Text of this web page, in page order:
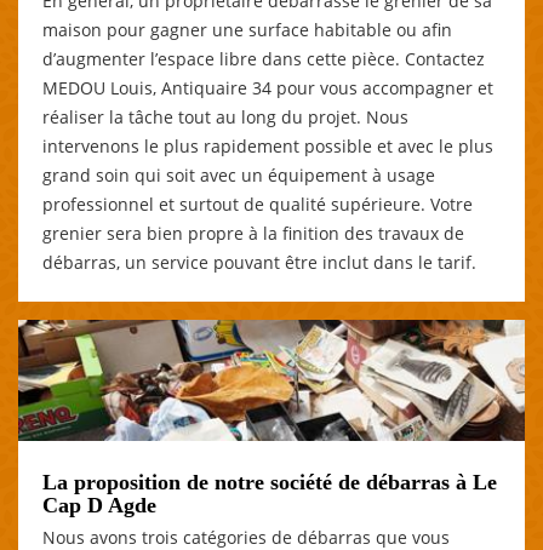
maison pour gagner une surface habitable ou afin
d’augmenter l’espace libre dans cette pièce. Contactez
MEDOU Louis, Antiquaire 34 pour vous accompagner et
réaliser la tâche tout au long du projet. Nous
intervenons le plus rapidement possible et avec le plus
grand soin qui soit avec un équipement à usage
professionnel et surtout de qualité supérieure. Votre
grenier sera bien propre à la finition des travaux de
débarras, un service pouvant être inclut dans le tarif.
La proposition de notre société de débarras à Le
Cap D Agde
Nous avons trois catégories de débarras que vous